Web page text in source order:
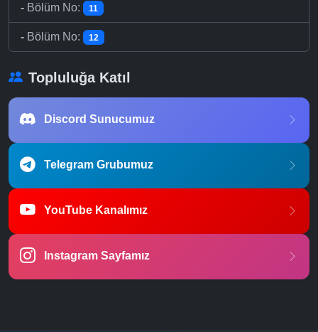
- Bölüm No: 11
- Bölüm No: 12
Topluluğa Katıl
Discord Sunucumuz
Telegram Grubumuz
YouTube Kanalımız
Instagram Sayfamız